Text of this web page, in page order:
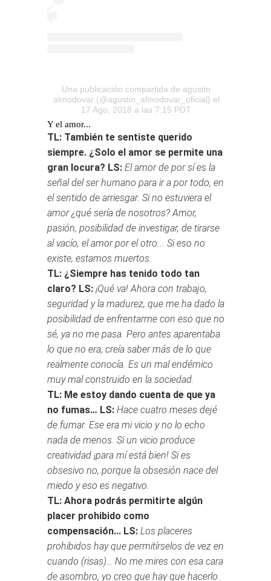
Una publicación compartida de agustin
almodovar (@agustin_almodovar_oficial) el
17 Ago, 2018 a las 7:15 PDT
Y el amor...
TL: También te sentiste querido
siempre. ¿Solo el amor se permite una
gran locura? LS: El amor de por sí es la
señal del ser humano para ir a por todo, en
el sentido de arriesgar. Si no estuviera el
amor ¿qué sería de nosotros? Amor,
pasión, posibilidad de investigar, de tirarse
al vacío, el amor por el otro... Si eso no
existe, estamos muertos.
TL: ¿Siempre has tenido todo tan
claro? LS: ¡Qué va! Ahora con trabajo,
seguridad y la madurez, que me ha dado la
posibilidad de enfrentarme con eso que no
sé, ya no me pasa. Pero antes aparentaba
lo que no era, creía saber más de lo que
realmente conocía. Es un mal endémico
muy mal construido en la sociedad.
TL: Me estoy dando cuenta de que ya
no fumas… LS: Hace cuatro meses dejé
de fumar. Ese era mi vicio y no lo echo
nada de menos. Si un vicio produce
creatividad ¡para mí está bien! Si es
obsesivo no, porque la obsesión nace del
miedo y eso es negativo.
TL: Ahora podrás permitirte algún
placer prohibido como
compensación... LS: Los placeres
prohibidos hay que permitírselos de vez en
cuando (risas)… No me mires con esa cara
de asombro, yo creo que hay que hacerlo.